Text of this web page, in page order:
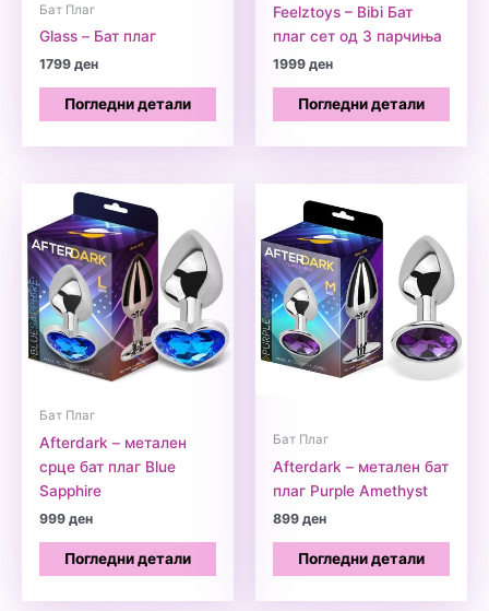
Бат Плаг
Glass – Бат плаг
1799ден
Погледни детали
Feelztoys – Bibi Бат
плаг сет од 3 парчиња
1999ден
Погледни детали
Бат Плаг
Afterdark – метален
срце бат плаг Blue
Sapphire
999ден
Погледни детали
Бат Плаг
Afterdark – метален бат
плаг Purple Amethyst
899ден
Погледни детали